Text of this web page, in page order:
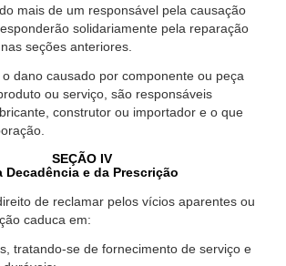
mais de um responsável pela causação
solidariamente pela reparação
seções anteriores.
dano causado por componente ou peça
ou serviço, são responsáveis
construtor ou importador e o que
SEÇÃO IV
Decadência e da Prescrição
de reclamar pelos vícios aparentes ou
caduca em:
tratando-se de fornecimento de serviço e